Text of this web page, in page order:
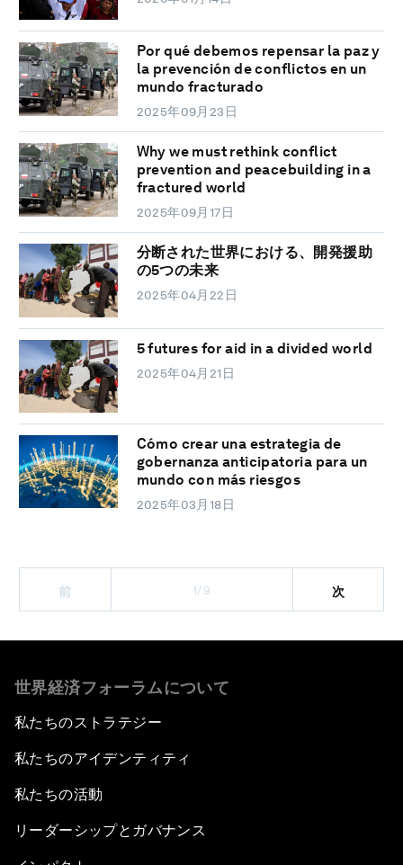
Por qué debemos repensar la paz y
la prevención de conflictos en un
mundo fracturado
2025年09月23日
Why we must rethink conflict
prevention and peacebuilding in a
fractured world
2025年09月17日
分断された世界における、開発援助
の5つの未来
2025年04月22日
5 futures for aid in a divided world
2025年04月21日
Cómo crear una estrategia de
gobernanza anticipatoria para un
mundo con más riesgos
2025年03月18日
前 1/9 次
世界経済フォーラムについて
私たちのストラテジー
私たちのアイデンティティ
私たちの活動
リーダーシップとガバナンス